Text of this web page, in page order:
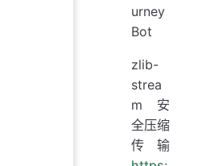
urney
Bot
zlib-
strea
m 安
全压缩
传输